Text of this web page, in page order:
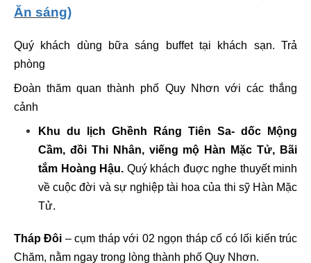
Ăn sáng)
Quý khách dùng bữa sáng buffet tại khách sạn. Trả
phòng
Đoàn thăm quan thành phố Quy Nhơn với các thắng
cảnh
K hu du lịch Ghềnh Ráng Tiên Sa- dốc Mộng
Cầm, đồi Thi Nhân, viếng mộ Hàn Mặc Tử, Bãi
tắm Hoàng Hậu. Quý khách đuợc nghe thuyết minh
về cuộc đời và sự nghiệp tài hoa của thi sỹ Hàn Mặc
Tử.
Tháp Đôi – cụm tháp với 02 ngọn tháp cổ có lối kiến trúc
Chăm, nằm ngay trong lòng thành phố Quy Nhơn.